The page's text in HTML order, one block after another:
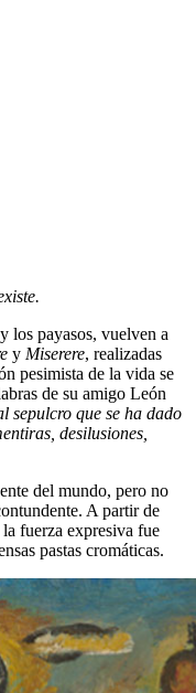
los payasos, vuelven a
y Miserere, realizadas
pesimista de la vida se
de su amigo León
sepulcro que se ha dado
desilusiones,
del mundo, pero no
A partir de
fuerza expresiva fue
pastas cromáticas.